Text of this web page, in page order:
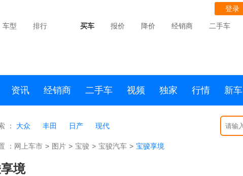
登录
车型 排行 买车 报价 降价 经销商 二手车
资讯 经销商 二手车 视频 独家 行情 新车
： 大众 丰田 日产 现代
： 网上车市 > 图片 > 宝骏 > 宝骏汽车 > 宝骏享境
境